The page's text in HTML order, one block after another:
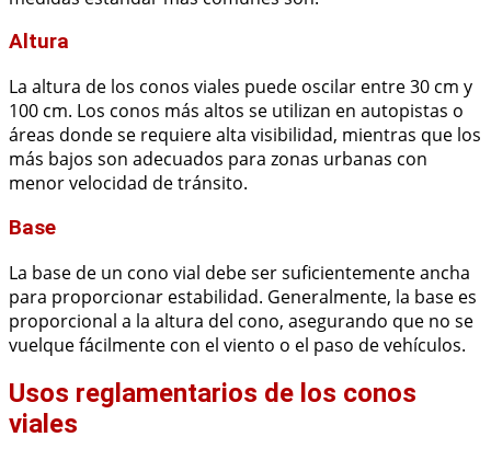
Altura
La altura de los conos viales puede oscilar entre 30 cm y
100 cm. Los conos más altos se utilizan en autopistas o
áreas donde se requiere alta visibilidad, mientras que los
más bajos son adecuados para zonas urbanas con
menor velocidad de tránsito.
Base
La base de un cono vial debe ser suficientemente ancha
para proporcionar estabilidad. Generalmente, la base es
proporcional a la altura del cono, asegurando que no se
vuelque fácilmente con el viento o el paso de vehículos.
Usos reglamentarios de los conos
viales